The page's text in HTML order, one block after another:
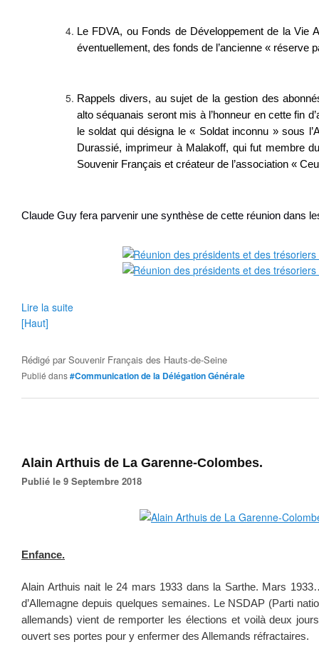
Le FDVA, ou Fonds de Développement de la Vie
éventuellement, des fonds de l’ancienne « réserve
Rappels divers, au sujet de la gestion des
alto séquanais seront mis à l’honneur en cette fin
le soldat qui désigna le « Soldat inconnu » sous
Durassié, imprimeur à Malakoff, qui fut membre
Souvenir Français et créateur de l’association «
Claude Guy fera parvenir une synthèse de cette réunion dans
Lire la suite
[Haut]
Rédigé parSouvenir Français des Hauts-de-Seine
Publié dans#Communication de la Délégation Générale
Alain Arthuis de La Garenne-Colombes.
Publié le 9 Septembre 2018
Enfance.
Alain Arthuis nait le 24 mars 1933 dans la Sarthe. Mars
d’Allemagne depuis quelques semaines. Le NSDAP (Parti
allemands) vient de remporter les élections et voilà deux
ouvert ses portes pour y enfermer des Allemands réfractaires.